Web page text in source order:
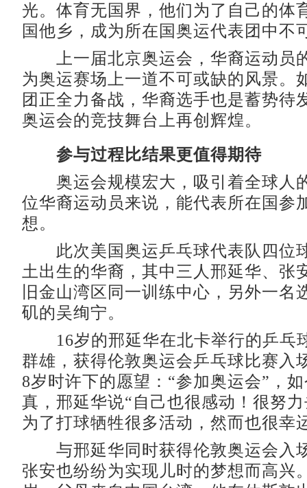
光。体育无国界，他们为了自己的体
国他乡，成为所在国奥运代表团中不
上一届北京奥运会，华裔运动员
为奥运赛场上一道不可或缺的风景。
团正全力备战，华裔选手也是蓄势待
奥运会的竞技舞台上再创辉煌。
参与过程比结果更值得期待
奥运会规模宏大，吸引着全球人
位华裔运动员来说，能代表所在国参
想。
此次美国奥运乒乓球代表队四位
土出生的华裔，其中三人邢延华、张
旧金山湾区同一训练中心，另外一名
矶的吴绚宁。
16岁的邢延华在北卡举行的乒乓
群雄，获得伦敦奥运会乒乓球比赛入
8岁时许下的愿望：“参加奥运会”，
真，邢延华说“自己也很感动！很努
为了打球牺牲很多活动，然而也很幸
与邢延华同时获得伦敦奥运会入
张安也纷纷为实现儿时的梦想而高兴